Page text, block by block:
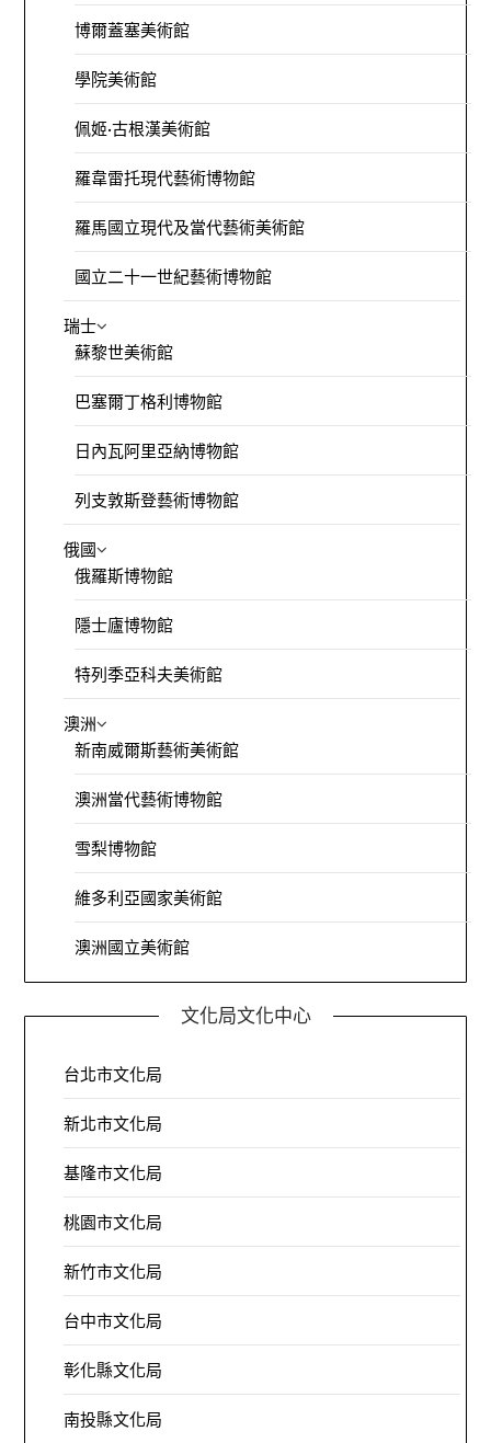
博爾蓋塞美術館
學院美術館
佩姬·古根漢美術館
羅韋雷托現代藝術博物館
羅馬國立現代及當代藝術美術館
國立二十一世紀藝術博物館
瑞士
蘇黎世美術館
巴塞爾丁格利博物館
日內瓦阿里亞納博物館
列支敦斯登藝術博物館
俄國
俄羅斯博物館
隱士廬博物館
特列季亞科夫美術館
澳洲
新南威爾斯藝術美術館
澳洲當代藝術博物館
雪梨博物館
維多利亞國家美術館
澳洲國立美術館
文化局文化中心
台北市文化局
新北市文化局
基隆市文化局
桃園市文化局
新竹市文化局
台中市文化局
彰化縣文化局
南投縣文化局